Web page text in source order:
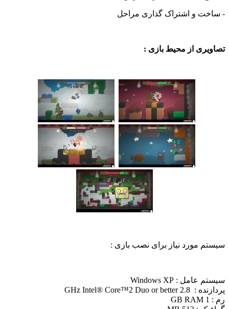
- ساخت و اشتراک گذاری مراحل
تصاویری از محیط بازی :
سیستم مورد نیاز برای نصب بازی :
سیستم عامل : Windows XP
پردازنده : 2.8 GHz Intel® Core™2 Duo or better
رم : 1 GB RAM